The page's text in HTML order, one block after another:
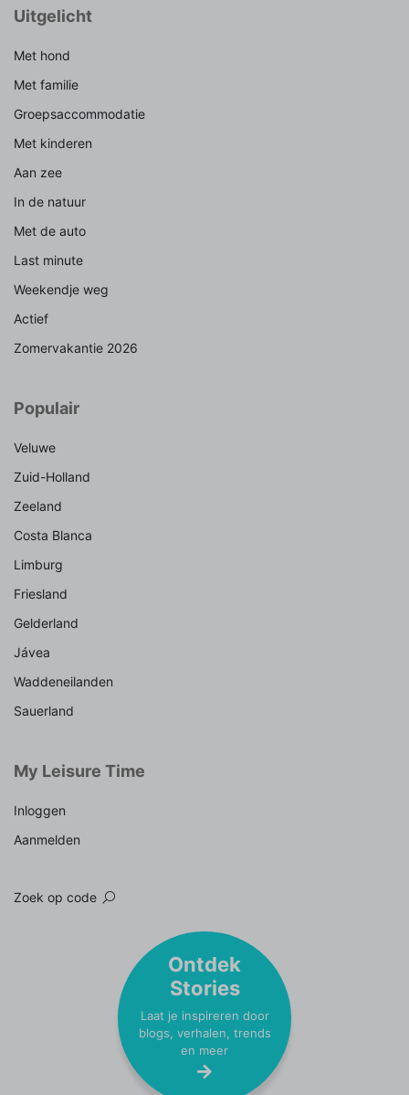
Uitgelicht
Met hond
Met familie
Groepsaccommodatie
Met kinderen
Aan zee
In de natuur
Met de auto
Last minute
Weekendje weg
Actief
Zomervakantie 2026
Populair
Veluwe
Zuid-Holland
Zeeland
Costa Blanca
Limburg
Friesland
Gelderland
Jávea
Waddeneilanden
Sauerland
My Leisure Time
Inloggen
Aanmelden
Zoek op code
Ontdek
Stories
Laat je inspireren door
blogs, verhalen, trends
en meer